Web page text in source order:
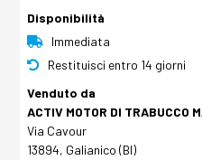
Disponibilità
Immediata
Restituisci entro 14 giorni
Venduto da
ACTIV MOTOR DI TRABUCCO
Via Cavour
13894, Galianico (BI)